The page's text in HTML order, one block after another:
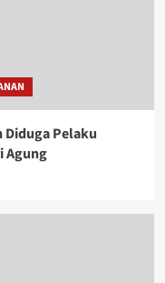
Diduga Pelaku
Agung